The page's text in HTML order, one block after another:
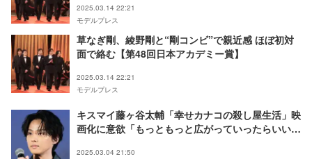
2025.03.14 22:21
モデルプレス
草なぎ剛、綾野剛と“剛コンビ”で親近感 ほぼ初対
面で絡む【第48回日本アカデミー賞】
2025.03.14 22:21
モデルプレス
キスマイ藤ヶ谷太輔「幸せカナコの殺し屋生活」映
画化に意欲「もっともっと広がっていったらいい
2025.03.04 21:50